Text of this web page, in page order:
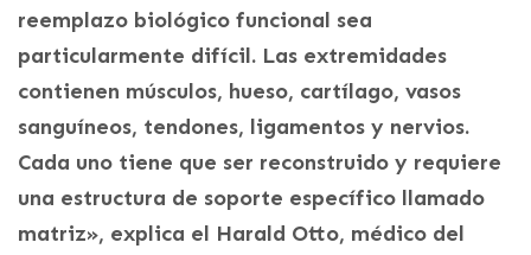
reemplazo biológico funcional sea
particularmente difícil. Las extremidades
contienen músculos, hueso, cartílago, vasos
sanguíneos, tendones, ligamentos y nervios.
Cada uno tiene que ser reconstruido y requiere
una estructura de soporte específico llamado
matriz», explica el Harald Otto, médico del